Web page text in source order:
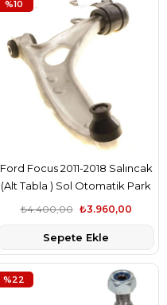
Ford Focus 2011-2018 Salıncak
(Alt Tabla ) Sol Otomatik Park
Sistemli Teknorot Marka
₺3.960,00
₺4.400,00
Sepete Ekle
%10
%22